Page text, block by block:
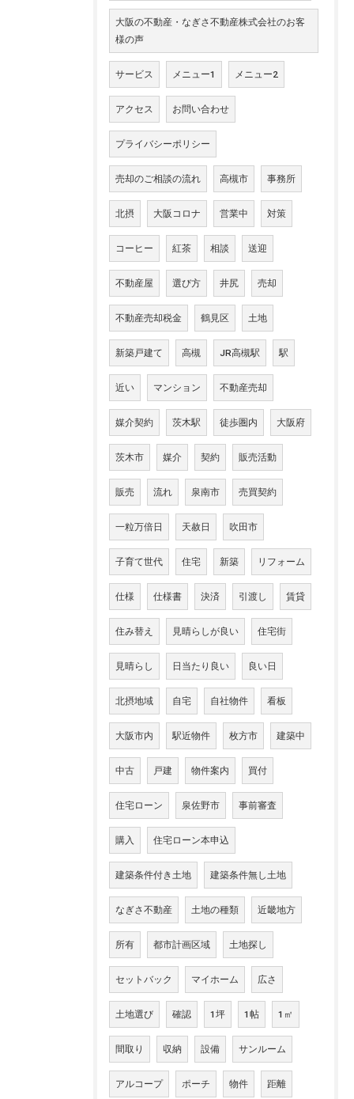
大阪の不動産・なぎさ不動産株式会社のお客
様の声
サービス メニュー1 メニュー2
アクセス お問い合わせ
プライバシーポリシー
売却のご相談の流れ 高槻市 事務所
北摂 大阪コロナ 営業中 対策
コーヒー 紅茶 相談 送迎
不動産屋 選び方 井尻 売却
不動産売却税金 鶴見区 土地
新築戸建て 高槻 JR高槻駅 駅
近い マンション 不動産売却
媒介契約 茨木駅 徒歩圏内 大阪府
茨木市 媒介 契約 販売活動
販売 流れ 泉南市 売買契約
一粒万倍日 天赦日 吹田市
子育て世代 住宅 新築 リフォーム
仕様 仕様書 決済 引渡し 賃貸
住み替え 見晴らしが良い 住宅街
見晴らし 日当たり良い 良い日
北摂地域 自宅 自社物件 看板
大阪市内 駅近物件 枚方市 建築中
中古 戸建 物件案内 買付
住宅ローン 泉佐野市 事前審査
購入 住宅ローン本申込
建築条件付き土地 建築条件無し土地
なぎさ不動産 土地の種類 近畿地方
所有 都市計画区域 土地探し
セットバック マイホーム 広さ
土地選び 確認 1坪 1帖 1㎡
間取り 収納 設備 サンルーム
アルコープ ポーチ 物件 距離